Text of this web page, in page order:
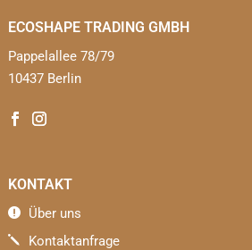
ECOSHAPE TRADING GMBH
Pappelallee 78/79
10437 Berlin
KONTAKT
 Über uns
j Kontaktanfrage